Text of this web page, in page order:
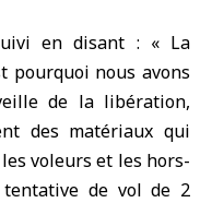
en disant : « La
pourquoi nous avons
de la libération,
des matériaux qui
voleurs et les hors-
de vol de 2